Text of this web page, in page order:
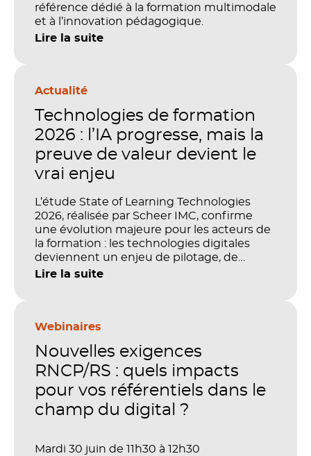
référence dédié à la formation multimodale
et à l’innovation pédagogique.
Lire la suite
Actualité
Technologies de formation
2026 : l’IA progresse, mais la
preuve de valeur devient le
vrai enjeu
L’étude State of Learning Technologies
2026, réalisée par Scheer IMC, confirme
une évolution majeure pour les acteurs de
la formation : les technologies digitales
deviennent un enjeu de pilotage, de
performance et de preuve de valeur. IA,
stratégique. Mais comment démontrer
investissements sur les compétences, la
productivité et la performance des
Lire la suite
Webinaires
Nouvelles exigences
RNCP/RS : quels impacts
pour vos référentiels dans le
champ du digital ?
Mardi 30 juin de 11h30 à 12h30